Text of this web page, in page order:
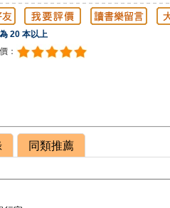
20 本以上
：
同類推薦